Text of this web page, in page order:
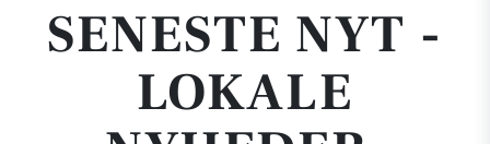
SENESTE NYT -
LOKALE